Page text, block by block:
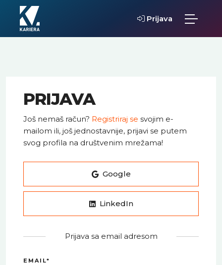
Prijava
PRIJAVA
Još nemaš račun? Registriraj se svojim e-
mailom ili, još jednostavnije, prijavi se putem
svog profila na društvenim mrežama!
Google
LinkedIn
Prijava sa email adresom
EMAIL*